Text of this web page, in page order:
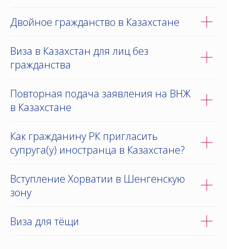
Двойное гражданство в Казахстане
Виза в Казахстан для лиц без
гражданства
Повторная подача заявления на ВНЖ
в Казахстане
Как гражданину РК пригласить
супруга(у) иностранца в Казахстане?
Вступление Хорватии в Шенгенскую
зону
Виза для тёщи